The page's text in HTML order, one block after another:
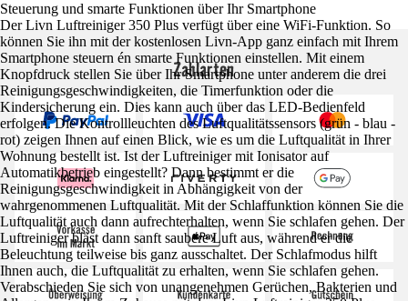
Steuerung und smarte Funktionen über Ihr Smartphone
Der Livn Luftreiniger 350 Plus verfügt über eine WiFi-Funktion. So
können Sie ihn mit der kostenlosen Livn-App ganz einfach mit Ihrem
Smartphone steuern én smarte Funktionen einstellen. Mit einem
Knopfdruck stellen Sie über Ihr Smartphone unter anderem die drei
Reinigungsgeschwindigkeiten, die Timerfunktion oder die
Kindersicherung ein. Dies kann auch über das LED-Bedienfeld
erfolgen. Die Kontrollleuchten des Luftqualitätssensors (grün - blau -
rot) zeigen Ihnen auf einen Blick, wie es um die Luftqualität in Ihrer
Wohnung bestellt ist. Ist der Luftreiniger mit Ionisator auf
Automatikbetrieb eingestellt? Dann bestimmt er die
Reinigungsgeschwindigkeit in Abhängigkeit von der
wahrgenommenen Luftqualität. Mit der Schlaffunktion können Sie die
Luftqualität auch dann aufrechterhalten, wenn Sie schlafen gehen. Der
Luftreiniger bläst dann sanft saubere Luft aus, während er die
Beleuchtung teilweise bis ganz ausschaltet. Der Schlafmodus hilft
Ihnen auch, die Luftqualität zu erhalten, wenn Sie schlafen gehen.
Verabschieden Sie sich von unangenehmen Gerüchen, Bakterien und
Zahlarten